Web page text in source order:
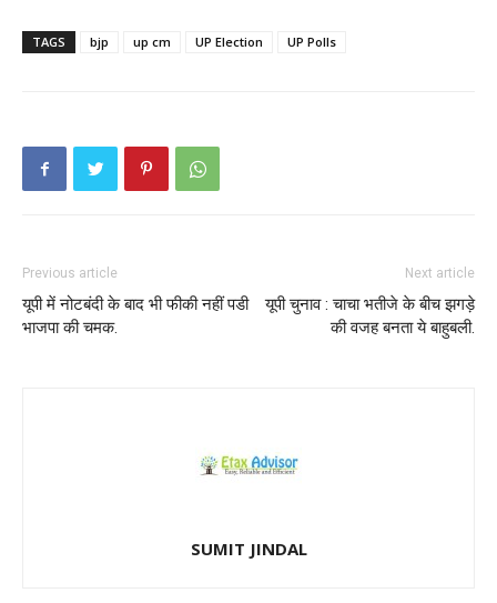
TAGS bjp up cm UP Election UP Polls
Previous article
यूपी में नोटबंदी के बाद भी फीकी नहीं पडी
भाजपा की चमक.
Next article
यूपी चुनाव : चाचा भतीजे के बीच झगड़े
की वजह बनता ये बाहुबली.
SUMIT JINDAL